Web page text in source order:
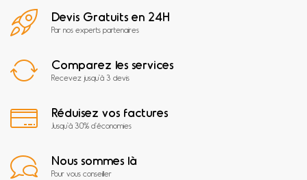
Devis Gratuits en 24H
Par nos experts partenaires
Comparez les services
Recevez jusqu'à 3 devis
Réduisez vos factures
Jusqu'à 30% d'économies
Nous sommes là
Pour vous conseiller